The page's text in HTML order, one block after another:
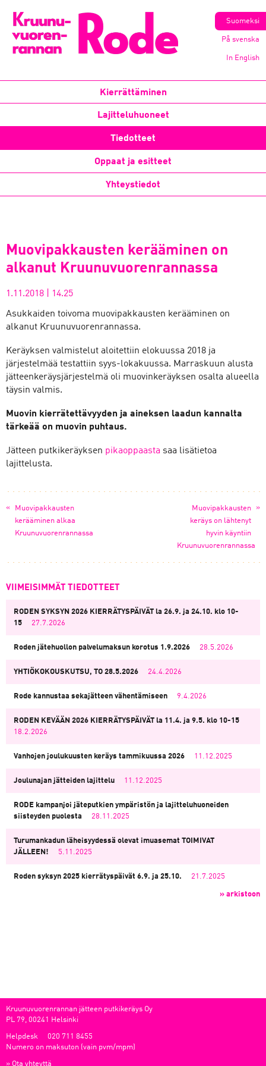
Suomeksi
På svenska
In English
Kierrättäminen
Lajitteluhuoneet
Tiedotteet
Oppaat ja esitteet
Yhteystiedot
Muovipakkausten kerääminen on
alkanut Kruunuvuorenrannassa
1.11.2018 14.25
Asukkaiden toivoma muovipakkausten kerääminen on
alkanut Kruunuvuorenrannassa.
Keräyksen valmistelut aloitettiin elokuussa 2018 ja
järjestelmää testattiin syys-lokakuussa. Marraskuun alusta
jätteenkeräysjärjestelmä oli muovinkeräyksen osalta alueella
täysin valmis.
Muovin kierrätettävyyden ja aineksen laadun kannalta
tärkeää on muovin puhtaus.
Jätteen putkikeräyksen pikaoppaasta saa lisätietoa
lajittelusta.
«
Muovipakkausten
kerääminen alkaa
Kruunuvuorenrannassa
Muovipakkausten
keräys on lähtenyt
hyvin käyntiin
Kruunuvuorenrannassa
»
VIIMEISIMMÄT TIEDOTTEET
RODEN SYKSYN 2026 KIERRÄTYSPÄIVÄT la 26.9. ja 24.10. klo 10-
15
27.7.2026
Roden jätehuollon palvelumaksun korotus 1.9.2026 28.5.2026
YHTIÖKOKOUSKUTSU, TO 28.5.2026 24.4.2026
Rode kannustaa sekajätteen vähentämiseen 9.4.2026
RODEN KEVÄÄN 2026 KIERRÄTYSPÄIVÄT la 11.4. ja 9.5. klo 10-15
18.2.2026
Vanhojen joulukuusten keräys tammikuussa 2026 11.12.2025
Joulunajan jätteiden lajittelu 11.12.2025
RODE kampanjoi jäteputkien ympäristön ja lajitteluhuoneiden
siisteyden puolesta
28.11.2025
Turumankadun läheisyydessä olevat imuasemat TOIMIVAT
JÄLLEEN!
5.11.2025
Roden syksyn 2025 kierrätyspäivät 6.9. ja 25.10. 21.7.2025
» arkistoon
Kruunuvuorenrannan jätteen putkikeräys Oy
PL 79, 00241 Helsinki
Helpdesk
020 711 8455
Numero on maksuton (vain pvm/mpm)
» Ota yhteyttä